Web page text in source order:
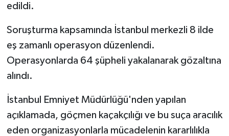
edildi.
Soruşturma kapsamında İstanbul merkezli 8 ilde
eş zamanlı operasyon düzenlendi.
Operasyonlarda 64 şüpheli yakalanarak gözaltına
alındı.
İstanbul Emniyet Müdürlüğü'nden yapılan
açıklamada, göçmen kaçakçılığı ve bu suça aracılık
eden organizasyonlarla mücadelenin kararlılıkla